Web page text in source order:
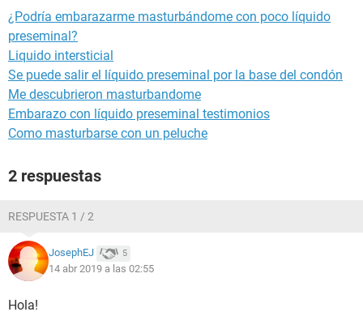
¿Podría embarazarme masturbándome con poco líquido
preseminal?
Liquido intersticial
Se puede salir el líquido preseminal por la base del condón
Me descubrieron masturbandome
Embarazo con líquido preseminal testimonios
Como masturbarse con un peluche
2 respuestas
RESPUESTA 1 / 2
JosephEJ 5
14 abr 2019 a las 02:55
Hola!